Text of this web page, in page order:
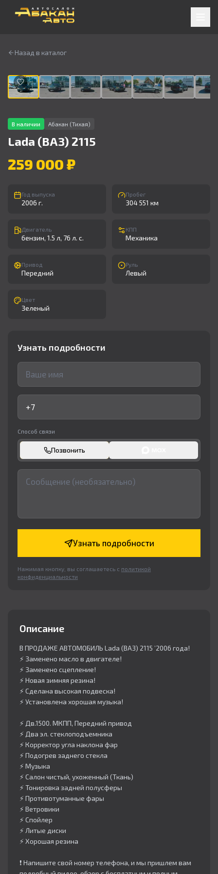
Назад в каталог
В наличии Абакан (Тихая)
Lada (ВАЗ) 2115
259 000 ₽
Год выпуска
2006 г.
Пробег
304 551 км
Двигатель
бензин, 1.5 л, 76 л. с.
КПП
Механика
Привод
Передний
Руль
Левый
Цвет
Зеленый
Узнать подробности
Способ связи
Позвонить
Узнать подробности
Нажимая кнопку, вы соглашаетесь с политикой
конфиденциальности
Описание
В ПРОДАЖЕ АВТОМОБИЛЬ Lada (ВАЗ) 2115 ’2006 года!
⚡️ Заменено масло в двигателе!
⚡️ Заменено сцепление!
⚡️ Новая зимняя резина!
⚡️ Сделана высокая подвеска!
⚡️ Установлена хорошая музыка!
⚡️ Дв.1500. МКПП, Передний привод
⚡️ Два эл. стеклоподъемника
⚡️ Корректор угла наклона фар
⚡️ Подогрев заднего стекла
⚡️ Музыка
⚡️ Салон чистый, ухоженный (Ткань)
⚡️ Тонировка задней полусферы
⚡️ Противотуманные фары
⚡️ Ветровики
⚡️ Спойлер
⚡️ Литые диски
⚡️ Хорошая резина
❗️ Напишите свой номер телефона, и мы пришлем вам